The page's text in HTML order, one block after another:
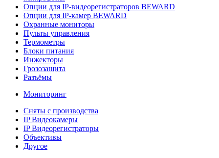
Опции для IP-видеорегистраторов BEWARD
Опции для IP-камер BEWARD
Охранные мониторы
Пульты управления
Термометры
Блоки питания
Инжекторы
Грозозащита
Разъёмы
Мониторинг
Сняты с производства
IP Видеокамеры
IP Видеорегистраторы
Объективы
Другое